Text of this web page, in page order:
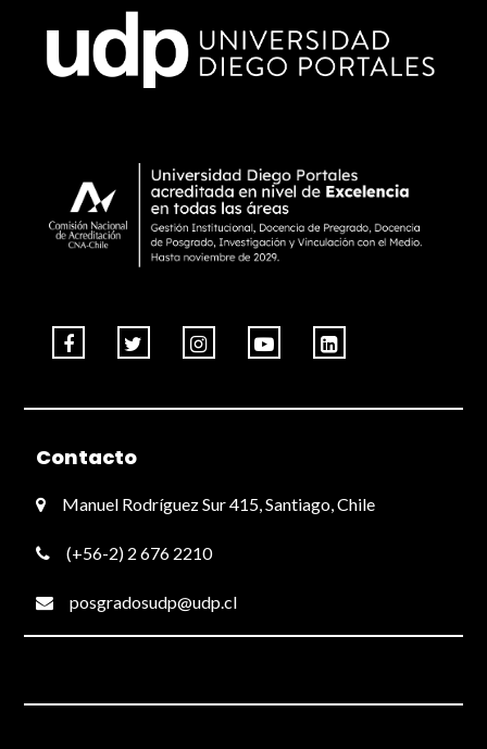
Contacto
Manuel Rodríguez Sur 415, Santiago, Chile
(+56-2) 2 676 2210
posgradosudp@udp.cl